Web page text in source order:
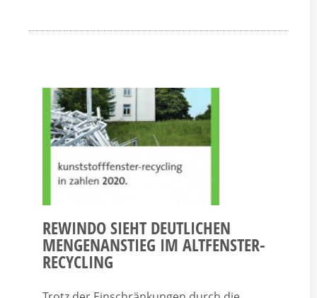
REWINDO SIEHT DEUTLICHEN
MENGENANSTIEG IM ALTFENSTER-
RECYCLING